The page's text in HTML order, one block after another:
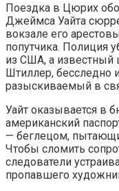
Поездка в Цюрих
Джеймса Уайта
вокзале его
попутчика. Полиция
из США, а известный
Штиллер, бесследно
разыскиваемый в
Уайт оказывается в
американский
— беглецом,
Чтобы сломить
следователи
пропавшего